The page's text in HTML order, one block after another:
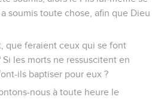
soumis toute chose, afin que Dieu
que feraient ceux qui se font
les morts ne ressuscitent en
ils baptiser pour eux ?
nous à toute heure le